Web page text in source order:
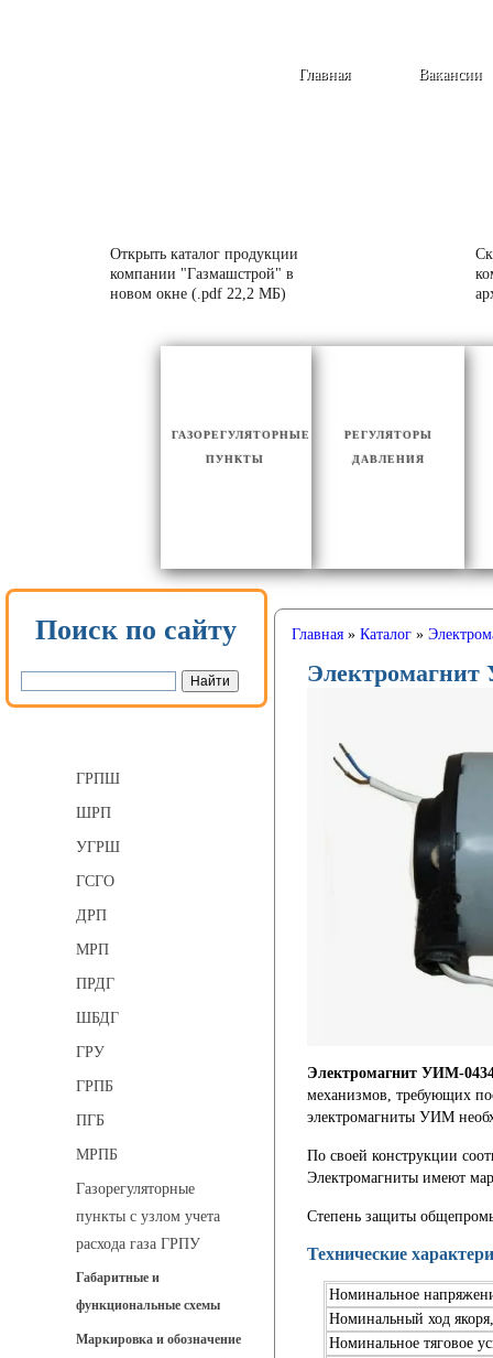
Вакансии
Главная
Открыть каталог продукции
компании "Газмашстрой" в
новом окне (.pdf 22,2 МБ)
РЕГУЛЯТОРЫ
ДАВЛЕНИЯ
ГАЗОРЕГУЛЯТОРНЫЕ
ПУНКТЫ
Поиск по сайту
ГРПШ
ШРП
УГРШ
ГСГО
ДРП
МРП
ПРДГ
ШБДГ
ГРУ
ГРПБ
ПГБ
МРПБ
Газорегуляторные
пункты с узлом учета
расхода газа ГРПУ
Габаритные и
функциональные схемы
Маркировка и обозначение
Главная» Каталог»
Электромагнит УИМ-
механизмов, требующих
электромагниты УИМ
По своей конструкции
Электромагниты имеют
Степень защиты
Технические
Номинальное
Номинальный ход
Номинальное тяговое